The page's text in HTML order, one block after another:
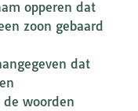
opperen dat
zoon gebaard
dat
woorden